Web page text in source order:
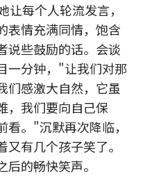
每个人轮流发言，
表情充满同情，饱含
说些鼓励的话。会谈
一分钟，"让我们对那
们感激大自然，它虽
，我们要向自己保
。"沉默再次降临，
有几个孩子笑了。
的畅快笑声。